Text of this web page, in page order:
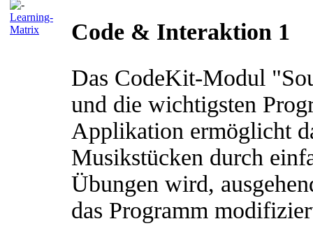
Learning-
Matrix
Code & Interaktion 1
Das CodeKit-Modul
und die wichtigsten
Applikation ermöglicht
Musikstücken durch
Übungen wird,
das Programm